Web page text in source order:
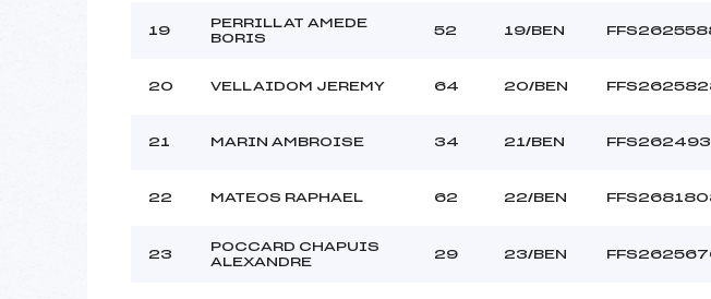
19
PERRILLAT AMEDE
BORIS
52 19/BEN
20 VELLAIDOM JEREMY 64 20/BEN
21 MARIN AMBROISE 34 21/BEN
22 MATEOS RAPHAEL 62 22/BEN
23
POCCARD CHAPUIS
ALEXANDRE
29 23/BEN